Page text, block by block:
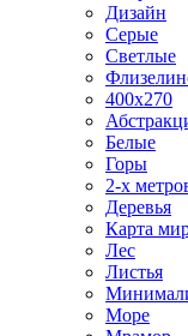
Дизайн
Серые
Светлые
400х270
Белые
Горы
2-х
Деревья
Карта
Лес
Листья
Море